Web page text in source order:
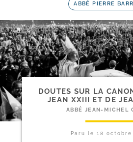
ABBÉ PIERRE
DOUTES SUR LA
JEAN XXIII ET DE
ABBÉ JEAN-MICHEL
Paru le18 octobre